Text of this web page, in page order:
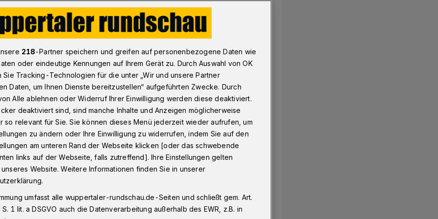
PV-Anlage der WSW in Betrieb
PV-Anlage der
Stadtwerke (WSW) haben auf den
(BRA) am Vohwinkeler Westring ihre
Anlage installiert.
218-Partner speichern und greifen auf personenbezogene Daten wie
oder eindeutige Kennungen auf Ihrem Gerät zu. Durch Auswahl von OK
Sie Tracking-Technologien für die unter „Wir und unsere Partner
Daten, um Ihnen Dienste bereitzustellen“ aufgeführten Zwecke. Durch
Alle ablehnen oder Widerruf Ihrer Einwilligung werden diese deaktiviert.
deaktiviert sind, sind manche Inhalte und Anzeigen möglicherweise
so relevant für Sie. Sie können dieses Menü jederzeit wieder aufrufen, um
zu ändern oder Ihre Einwilligung zu widerrufen, indem Sie auf den
am unteren Rand der Webseite klicken [oder das schwebende
links auf der Webseite, falls zutreffend]. Ihre Einstellungen gelten
Website. Weitere Informationen finden Sie in unserer
umfasst alle wuppertaler-rundschau.de-Seiten und schließt gem. Art.
1 lit. a DSGVO auch die Datenverarbeitung außerhalb des EWR, z.B. in